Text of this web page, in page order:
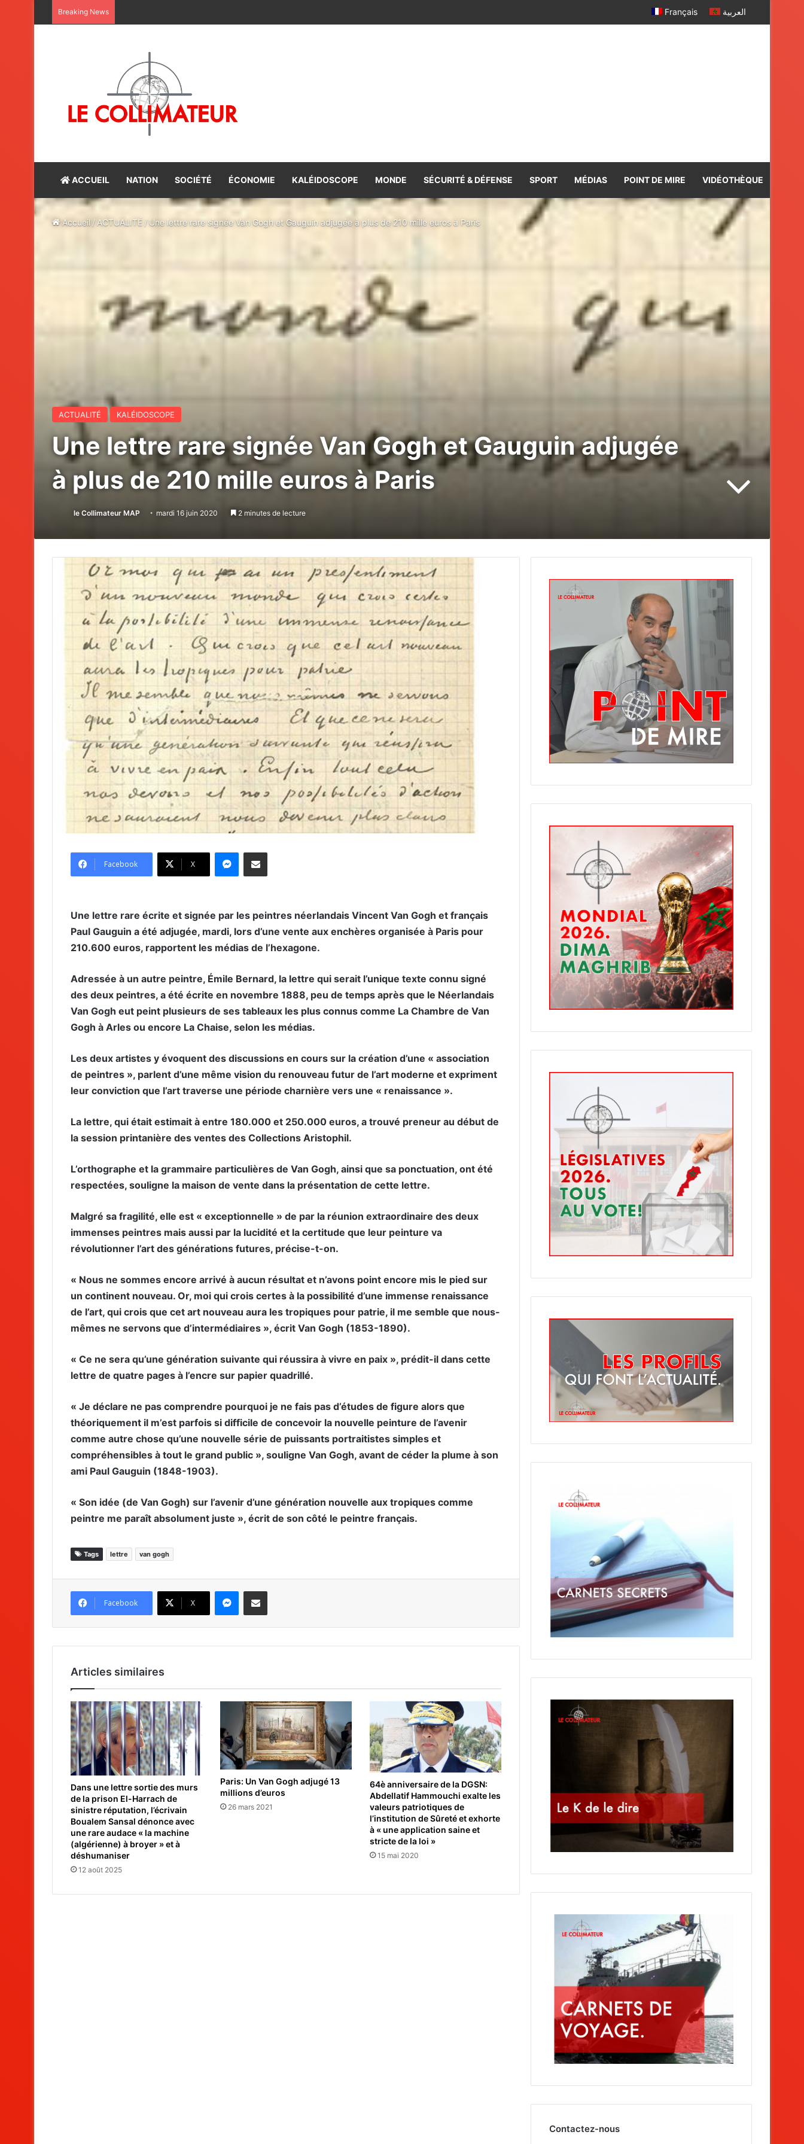
Breaking News Français العربية
ACCUEIL NATION SOCIÉTÉ ÉCONOMIE KALÉIDOSCOPE MONDE SÉCURITÉ & DÉFENSE SPORT MÉDIAS POINT DE MIRE VIDÉOTHÈQUE
Accueil / ACTUALITÉ/Une lettre rare signée Van Gogh et Gauguin adjugée à plus de 210 mille euros à Paris
ACTUALITÉ KALÉIDOSCOPE
Une lettre rare signée Van Gogh et Gauguin adjugée
à plus de 210 mille euros à Paris
le Collimateur MAP mardi 16 juin 2020 2 minutes de lecture
Facebook X
Une lettre rare écrite et signée par les peintres néerlandais Vincent Van Gogh et français
Paul Gauguin a été adjugée, mardi, lors d’une vente aux enchères organisée à Paris pour
210.600 euros, rapportent les médias de l’hexagone.
Adressée à un autre peintre, Émile Bernard, la lettre qui serait l’unique texte connu signé
des deux peintres, a été écrite en novembre 1888, peu de temps après que le Néerlandais
Van Gogh eut peint plusieurs de ses tableaux les plus connus comme La Chambre de Van
Gogh à Arles ou encore La Chaise, selon les médias.
Les deux artistes y évoquent des discussions en cours sur la création d’une « association
de peintres », parlent d’une même vision du renouveau futur de l’art moderne et expriment
leur conviction que l’art traverse une période charnière vers une « renaissance ».
La lettre, qui était estimait à entre 180.000 et 250.000 euros, a trouvé preneur au début de
la session printanière des ventes des Collections Aristophil.
L’orthographe et la grammaire particulières de Van Gogh, ainsi que sa ponctuation, ont été
respectées, souligne la maison de vente dans la présentation de cette lettre.
Malgré sa fragilité, elle est « exceptionnelle » de par la réunion extraordinaire des deux
immenses peintres mais aussi par la lucidité et la certitude que leur peinture va
révolutionner l’art des générations futures, précise-t-on.
« Nous ne sommes encore arrivé à aucun résultat et n’avons point encore mis le pied sur
un continent nouveau. Or, moi qui crois certes à la possibilité d’une immense renaissance
de l’art, qui crois que cet art nouveau aura les tropiques pour patrie, il me semble que nous-
mêmes ne servons que d’intermédiaires », écrit Van Gogh (1853-1890).
« Ce ne sera qu’une génération suivante qui réussira à vivre en paix », prédit-il dans cette
lettre de quatre pages à l’encre sur papier quadrillé.
« Je déclare ne pas comprendre pourquoi je ne fais pas d’études de figure alors que
théoriquement il m’est parfois si difficile de concevoir la nouvelle peinture de l’avenir
comme autre chose qu’une nouvelle série de puissants portraitistes simples et
compréhensibles à tout le grand public », souligne Van Gogh, avant de céder la plume à son
ami Paul Gauguin (1848-1903).
« Son idée (de Van Gogh) sur l’avenir d’une génération nouvelle aux tropiques comme
peintre me paraît absolument juste », écrit de son côté le peintre français.
Tags lettre van gogh
Facebook X
Articles similaires
Dans une lettre sortie des murs
de la prison El-Harrach de
sinistre réputation, l’écrivain
Boualem Sansal dénonce avec
une rare audace « la machine
(algérienne) à broyer » et à
déshumaniser
12 août 2025
Paris: Un Van Gogh adjugé 13
millions d’euros
26 mars 2021
64è anniversaire de la DGSN:
Abdellatif Hammouchi exalte les
valeurs patriotiques de
l’institution de Sûreté et exhorte
à « une application saine et
stricte de la loi »
15 mai 2020
Contactez-nous